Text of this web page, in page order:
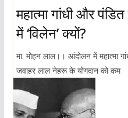
महात्मा गांधी और
में ‘विलेन’ क्यों?
मा. मोहन लाल।। आंदोलन में महात्मा
जवाहर लाल नेहरू के योगदान को कम